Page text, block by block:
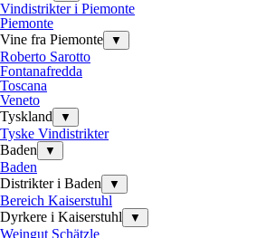
Vindistrikter i Piemonte
Piemonte
Vine fra Piemonte
▼
Roberto Sarotto
Fontanafredda
Toscana
Veneto
Tyskland
▼
Tyske Vindistrikter
Baden
▼
Baden
Distrikter i Baden
▼
Bereich Kaiserstuhl
Dyrkere i Kaiserstuhl
▼
Weingut Schätzle